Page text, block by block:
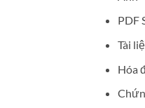
PDF
Tài
Hóa